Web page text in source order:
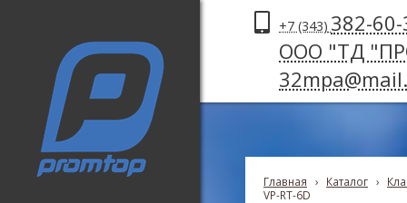
+7 (343) 382-
ООО "ТД
Главная › Каталог ›
VP-RT-6D